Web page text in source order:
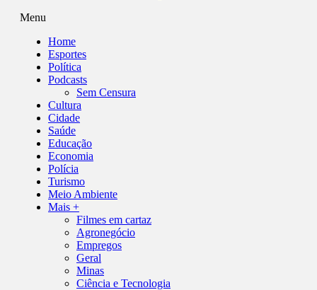
Menu
Home
Esportes
Política
Podcasts
Sem Censura
Cultura
Cidade
Saúde
Educação
Economia
Polícia
Turismo
Meio Ambiente
Mais +
Filmes em cartaz
Agronegócio
Empregos
Geral
Minas
Ciência e Tecnologia